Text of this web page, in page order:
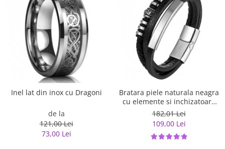
Inel lat din inox cu Dragoni
de la
121,00 Lei
73,00 Lei
Bratara piele naturala neagra
cu elemente si inchizatoare
din inox
182,01 Lei
109,00 Lei